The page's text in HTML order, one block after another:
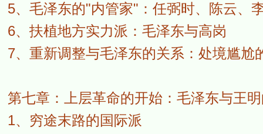
5、毛泽东的"内管家"：任弼时、陈云、
6、扶植地方实力派：毛泽东与高岗
7、重新调整与毛泽东的关系：处境尴尬
第七章：上层革命的开始：毛泽东与王
1、穷途末路的国际派